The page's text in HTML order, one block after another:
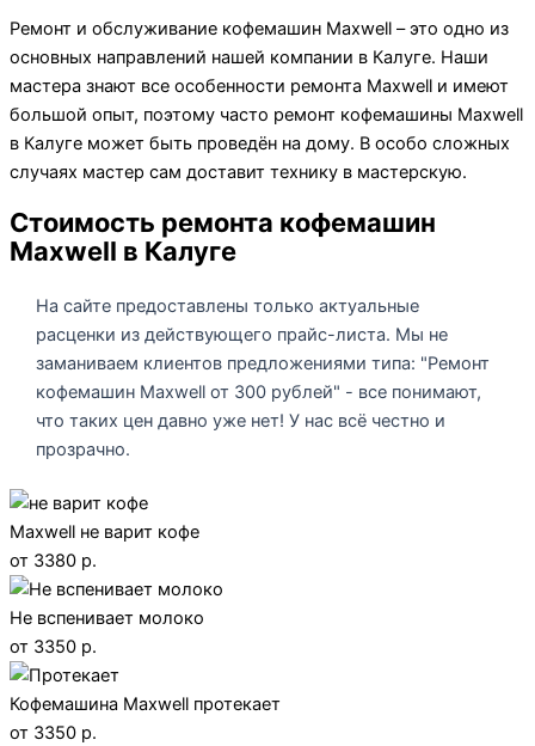
Ремонт и обслуживание кофемашин Maxwell – это одно из
основных направлений нашей компании в Калуге. Наши
мастера знают все особенности ремонта Maxwell и имеют
большой опыт, поэтому часто ремонт кофемашины Maxwell
в Калуге может быть проведён на дому. В особо сложных
случаях мастер сам доставит технику в мастерскую.
Стоимость ремонта кофемашин
Maxwell в Калуге
На сайте предоставлены только актуальные
расценки из действующего прайс-листа. Мы не
заманиваем клиентов предложениями типа: "Ремонт
кофемашин Maxwell от 300 рублей" - все понимают,
что таких цен давно уже нет! У нас всё честно и
прозрачно.
Maxwell не варит кофе
от 3380 р.
Не вспенивает молоко
от 3350 р.
Кофемашина Maxwell протекает
от 3350 р.